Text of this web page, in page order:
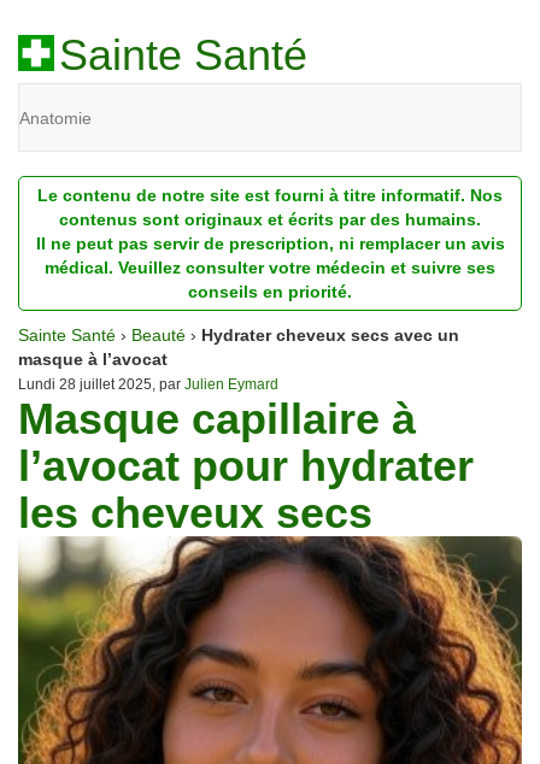
Sainte Santé
Anatomie
Diagnostic
Dossiers
Homéopathie
Nutrition
Pathologie
Psychologie
Recherches
Traitements
Le contenu de notre site est fourni à titre informatif. Nos
contenus sont originaux et écrits par des humains.
Il ne peut pas servir de prescription, ni remplacer un avis
médical. Veuillez consulter votre médecin et suivre ses
conseils en priorité.
Sainte Santé › Beauté › Hydrater cheveux secs avec un
masque à l’avocat
Lundi 28 juillet 2025, par Julien Eymard
Masque capillaire à
l’avocat pour hydrater
les cheveux secs